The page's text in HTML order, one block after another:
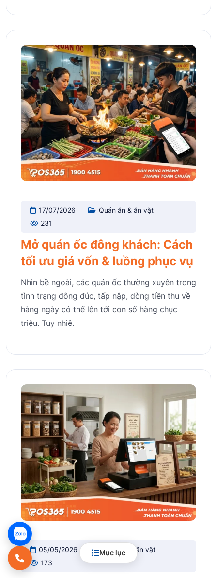
Mục lục
17/07/2026
Quán ăn & ăn vặt
231
Mở quán ốc đông khách: Cách
tối ưu giá vốn & luồng phục vụ
Nhìn bề ngoài, các quán ốc thường xuyên trong
tình trạng đông đúc, tấp nập, dòng tiền thu về
hàng ngày có thể lên tới con số hàng chục
triệu. Tuy nhiê.
05/05/2026
Quán ăn & ăn vặt
173